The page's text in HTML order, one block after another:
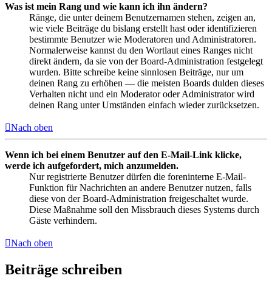
Was ist mein Rang und wie kann ich ihn ändern?
Ränge, die unter deinem Benutzernamen stehen, zeigen an,
wie viele Beiträge du bislang erstellt hast oder identifizieren
bestimmte Benutzer wie Moderatoren und Administratoren.
Normalerweise kannst du den Wortlaut eines Ranges nicht
direkt ändern, da sie von der Board-Administration festgelegt
wurden. Bitte schreibe keine sinnlosen Beiträge, nur um
deinen Rang zu erhöhen — die meisten Boards dulden dieses
Verhalten nicht und ein Moderator oder Administrator wird
deinen Rang unter Umständen einfach wieder zurücksetzen.
Nach oben
Wenn ich bei einem Benutzer auf den E-Mail-Link klicke,
werde ich aufgefordert, mich anzumelden.
Nur registrierte Benutzer dürfen die foreninterne E-Mail-
Funktion für Nachrichten an andere Benutzer nutzen, falls
diese von der Board-Administration freigeschaltet wurde.
Diese Maßnahme soll den Missbrauch dieses Systems durch
Gäste verhindern.
Nach oben
Beiträge schreiben